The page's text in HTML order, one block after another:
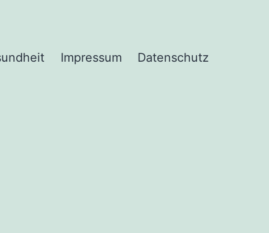
Impressum Datenschutz